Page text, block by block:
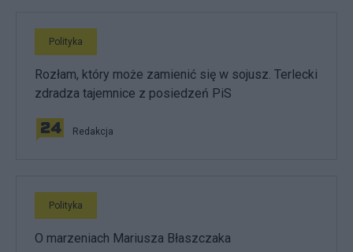
Polityka
Rozłam, który może zamienić się w sojusz. Terlecki
zdradza tajemnice z posiedzeń PiS
Redakcja
Polityka
O marzeniach Mariusza Błaszczaka